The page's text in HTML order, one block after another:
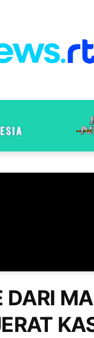
DARI